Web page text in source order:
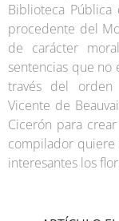
Biblioteca
procedente del
de carácter
sentencias que no
través del
Vicente de
Cicerón para
compilador quiere
interesantes los